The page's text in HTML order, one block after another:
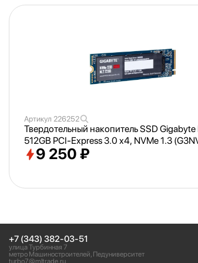
Артикул 226252
Твердотельный накопитель SSD
512GB PCI-Express 3.0 x4, NVMe 1.3
9 250 ₽
+7 (343) 382-03-51
улица Турбинная 7
метро Машиностроителей, Педуниверситет
turbo7@mltrade.ru